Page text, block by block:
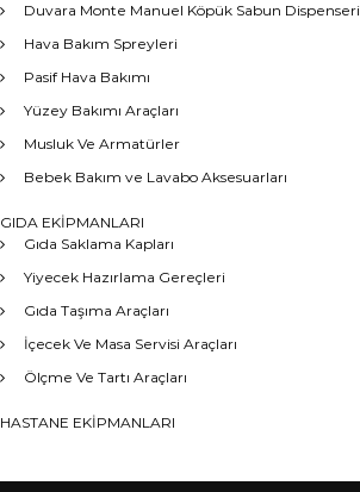
Duvara Monte Manuel Köpük Sabun Dispenseri
Hava Bakım Spreyleri
Pasif Hava Bakımı
Yüzey Bakımı Araçları
Musluk Ve Armatürler
Bebek Bakım ve Lavabo Aksesuarları
GIDA EKİPMANLARI
Gıda Saklama Kapları
Yiyecek Hazırlama Gereçleri
Gıda Taşıma Araçları
İçecek Ve Masa Servisi Araçları
Ölçme Ve Tartı Araçları
HASTANE EKİPMANLARI